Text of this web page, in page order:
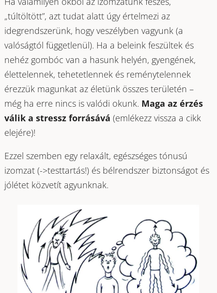
„túltöltött”, azt tudat alatt úgy értelmezi az
idegrendszerünk, hogy veszélyben vagyunk (a
valóságtól függetlenül). Ha a beleink feszültek és
nehéz gombóc van a hasunk helyén, gyengének,
élettelennek, tehetetlennek és reménytelennek
érezzük magunkat az életünk összes területén –
még ha erre nincs is valódi okunk. Maga az érzés
válik a stressz forrásává (emlékezz vissza a cikk
elejére)!
Ezzel szemben egy relaxált, egészséges tónusú
izomzat (->testtartás!) és bélrendszer biztonságot és
jólétet közvetít agyunknak.